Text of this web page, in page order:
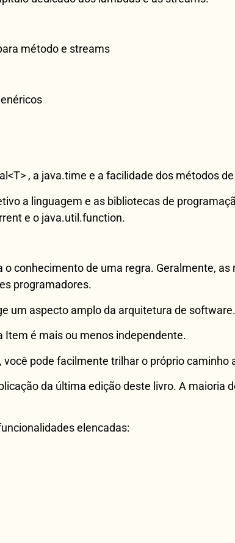
método e streams
, a java.time e a facilidade dos métodos
a linguagem e as bibliotecas de
e o java.util.function.
conhecimento de uma regra. Geralmente,
programadores.
um aspecto amplo da arquitetura de software.
Item é mais ou menos independente.
pode facilmente trilhar o próprio caminho
da última edição deste livro. A maioria
elencadas: